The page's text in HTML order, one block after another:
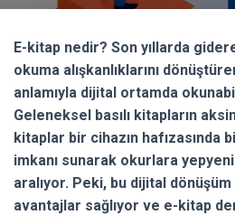
E-kitap nedir? Son yıllarda
okuma alışkanlıklarını
anlamıyla dijital ortamda
Geleneksel basılı kitapların
kitaplar bir cihazın hafızasında
imkanı sunarak okurlara yepyeni
aralıyor. Peki, bu dijital
avantajlar sağlıyor ve e-kitap